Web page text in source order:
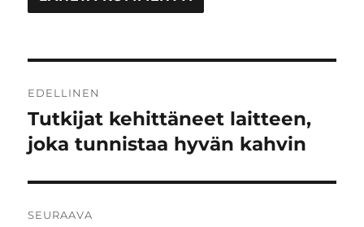
selaus
EDELLINEN
Edellinen
artikkeli:
Tutkijat kehittäneet laitteen,
joka tunnistaa hyvän kahvin
SEURAAVA